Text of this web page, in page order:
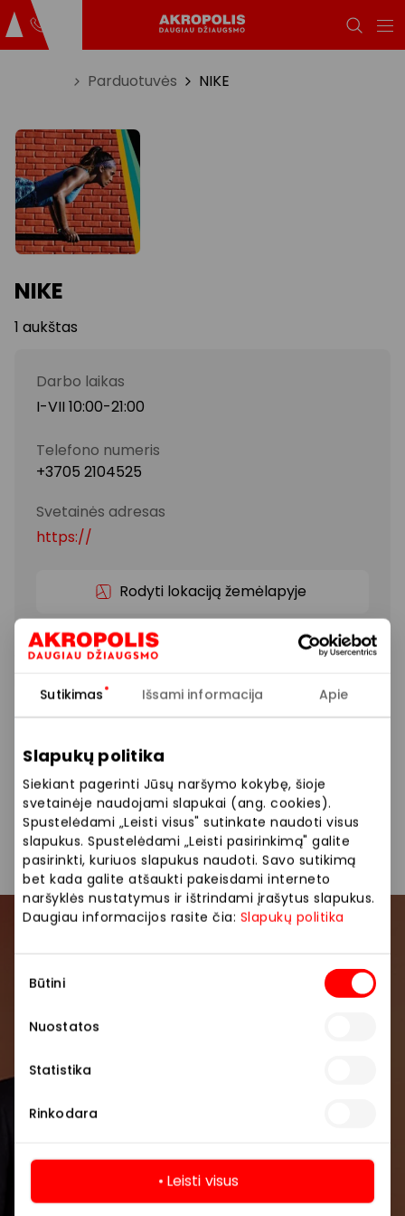
Sutikimas Išsami informacija Apie
Slapukų politika
Siekiant pagerinti Jūsų naršymo kokybę, šioje
svetainėje naudojami slapukai (ang. cookies).
Spustelėdami „Leisti visus" sutinkate naudoti visus
slapukus. Spustelėdami „Leisti pasirinkimą" galite
pasirinkti, kuriuos slapukus naudoti. Savo sutikimą
bet kada galite atšaukti pakeisdami interneto
naršyklės nustatymus ir ištrindami įrašytus slapukus.
Daugiau informacijos rasite čia: Slapukų politika
pasirinkimas
Būtini
Nuostatos
Statistika
Rinkodara
Leisti visus
Parduotuvės NIKE
NIKE
1 aukštas
Darbo laikas
I-VII 10:00-21:00
Telefono numeris
+3705 2104525
Svetainės adresas
https://
Rodyti lokaciją žemėlapyje
Vienintelė Vilniuje naujausios koncepcijos NIKE sporto
ir laisvalaikio prekių firminė parduotuvė.
Siūlome platų prekių pasirinkimą: sportbačiai,
bėgimo apranga, treningai, sportiniai marškinėliai,
šortai, kuprinės.
Parduotuvės Sporto ir laisvalaikio prekės
renginius ir naujausią informaciją iš AKROPOLIS
Daugiau